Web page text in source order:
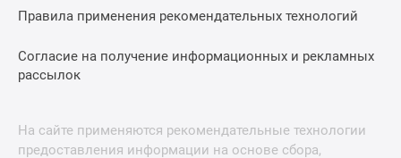
Правила применения рекомендательных технологий
Согласие на получение информационных и рекламных
рассылок
На сайте применяются рекомендательные технологии
предоставления информации на основе сбора,